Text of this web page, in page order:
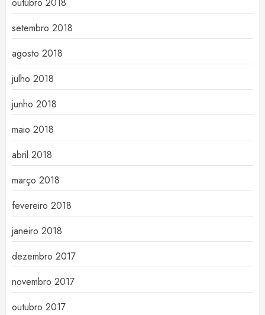
outubro 2018
setembro 2018
agosto 2018
julho 2018
junho 2018
maio 2018
abril 2018
março 2018
fevereiro 2018
janeiro 2018
dezembro 2017
novembro 2017
outubro 2017